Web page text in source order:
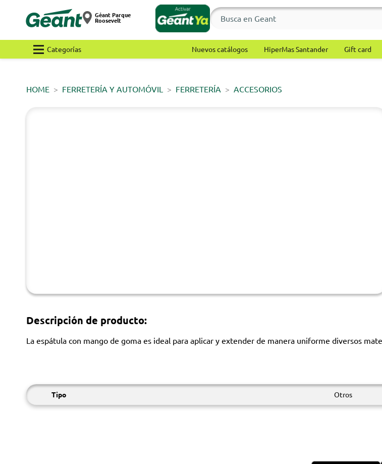
Géant Parque
Roosevelt
Categorías Nuevos catálogos HiperMas Santander Gift card
HOME FERRETERÍA Y AUTOMÓVIL FERRETERÍA ACCESORIOS
Descripción de producto:
La espátula con mango de goma es ideal para aplicar y extender de manera uniforme diversos
Tipo Otros